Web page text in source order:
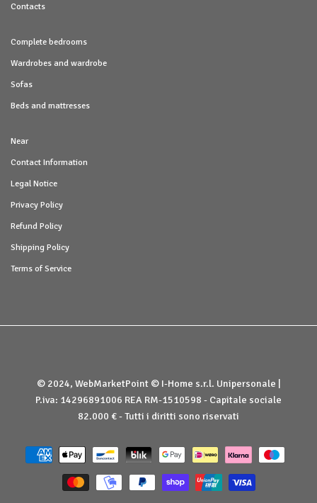
Contacts
Complete bedrooms
Wardrobes and wardrobe
Sofas
Beds and mattresses
Near
Contact Information
Legal Notice
Privacy Policy
Refund Policy
Shipping Policy
Terms of Service
© 2024, WebMarketPoint © I-Home s.r.l. Unipersonale |
P.iva: 14296891006 REA RM-1510598 - Capitale sociale
82.000 € - Tutti i diritti sono riservati